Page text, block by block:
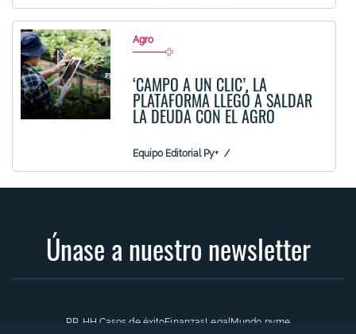
Agro
‘CAMPO A UN CLIC’, LA
PLATAFORMA LLEGÓ A SALDAR
LA DEUDA CON EL AGRO
Equipo Editorial Py+
Únase a nuestro newsletter
RR. HH. Casos de éxitoFinanzasLegalMundo pyme